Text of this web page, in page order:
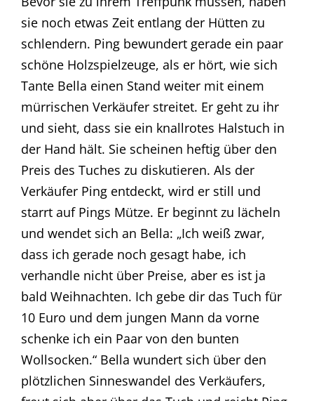
sie noch etwas Zeit entlang der Hütten zu
schlendern. Ping bewundert gerade ein paar
schöne Holzspielzeuge, als er hört, wie sich
Tante Bella einen Stand weiter mit einem
mürrischen Verkäufer streitet. Er geht zu ihr
und sieht, dass sie ein knallrotes Halstuch in
der Hand hält. Sie scheinen heftig über den
Preis des Tuches zu diskutieren. Als der
Verkäufer Ping entdeckt, wird er still und
starrt auf Pings Mütze. Er beginnt zu lächeln
und wendet sich an Bella: „Ich weiß zwar,
dass ich gerade noch gesagt habe, ich
verhandle nicht über Preise, aber es ist ja
bald Weihnachten. Ich gebe dir das Tuch für
10 Euro und dem jungen Mann da vorne
schenke ich ein Paar von den bunten
Wollsocken.“ Bella wundert sich über den
plötzlichen Sinneswandel des Verkäufers,